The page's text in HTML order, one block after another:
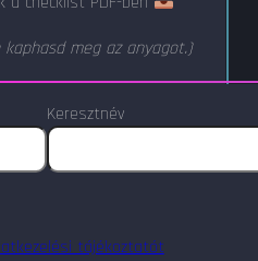
meg az anyagot.)
Keresztnév
tájékoztatót